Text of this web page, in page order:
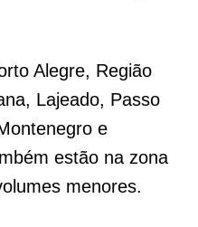
Alegre, Região
Lajeado, Passo
e
estão na zona
menores.